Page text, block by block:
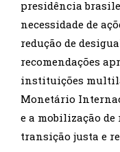
presidência
necessidade de
redução de
recomendações
instituições
Monetário
e a mobilização
transição justa e